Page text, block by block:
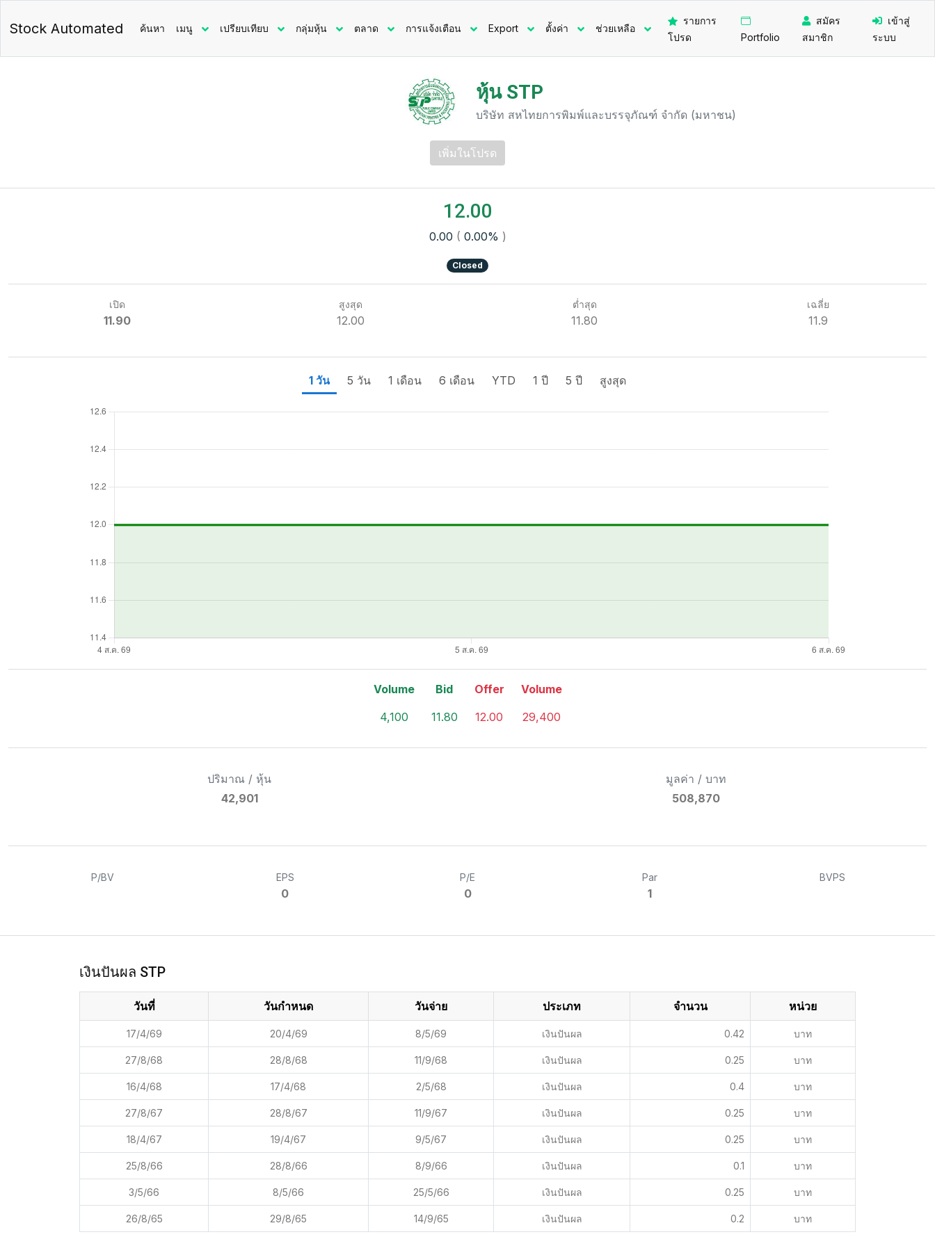
Stock Automated ค้นหา เมนู เปรียบเทียบ กลุ่มหุ้น ตลาด การแจ้งเตือน Export ตั้งค่า ช่วยเหลือ
รายการ
โปรด
Portfolio
สมัคร
สมาชิก
เข้าสู่
ระบบ
หุ้น STP
บริษัท สหไทยการพิมพ์และบรรจุภัณฑ์ จำกัด (มหาชน)
เพิ่มในโปรด
12.00
0.00 ( 0.00% )
Closed
เปิด
11.90
สูงสุด
12.00
ต่ำสุด
11.80
เฉลี่ย
11.9
1 วัน 5 วัน 1 เดือน 6 เดือน YTD 1 ปี 5 ปี สูงสุด
Volume
4,100
Bid
11.80
Offer
12.00
Volume
29,400
ปริมาณ / หุ้น
42,901
มูลค่า / บาท
508,870
P/BV EPS
0
P/E
0
Par
1
BVPS
เงินปันผล STP
วันที่ วันกำหนด วันจ่าย ประเภท จำนวน หน่วย
17/4/69 20/4/69 8/5/69 เงินปันผล 0.42 บาท
27/8/68 28/8/68 11/9/68 เงินปันผล 0.25 บาท
16/4/68 17/4/68 2/5/68 เงินปันผล 0.4 บาท
27/8/67 28/8/67 11/9/67 เงินปันผล 0.25 บาท
18/4/67 19/4/67 9/5/67 เงินปันผล 0.25 บาท
25/8/66 28/8/66 8/9/66 เงินปันผล 0.1 บาท
3/5/66 8/5/66 25/5/66 เงินปันผล 0.25 บาท
26/8/65 29/8/65 14/9/65 เงินปันผล 0.2 บาท